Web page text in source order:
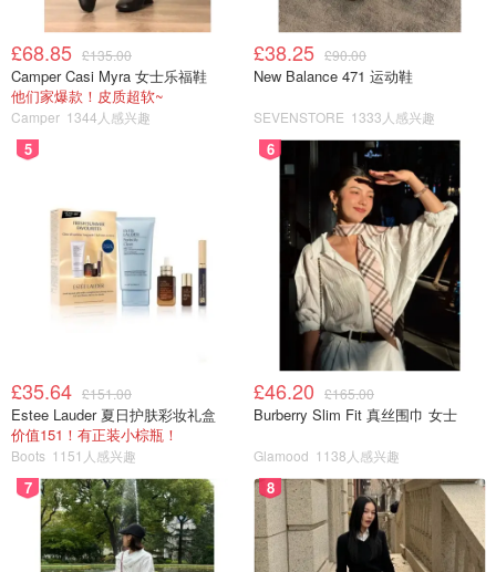
两个方向卷，之后对折成麻花状，整理好放入烤盘，继续包
上保鲜膜发酵至2倍大，这次发酵可以放在微波炉里，里面
加一碗热水，一个相对密闭温暖的空间，这样会快一些，大
概2h
发酵前：
发酵后：
£68.85 £135.00
Camper Casi Myra 女士乐福鞋
他们家爆款！皮质超软~
Camper 1344人感兴趣
£38.25 £90.00
New Balance 471 运动鞋
SEVENSTORE 1333人感兴趣
5
£35.64 £151.00
Estee Lauder 夏日护肤彩妆礼盒
价值151！有正装小棕瓶！
Boots 1151人感兴趣
6
£46.20 £165.00
Burberry Slim Fit 真丝围巾 女士
Glamood 1138人感兴趣
7 8